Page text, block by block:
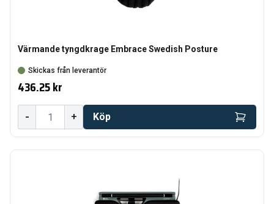
Värmande tyngdkrage Embrace Swedish Posture
Skickas från leverantör
436.25 kr
- + Köp